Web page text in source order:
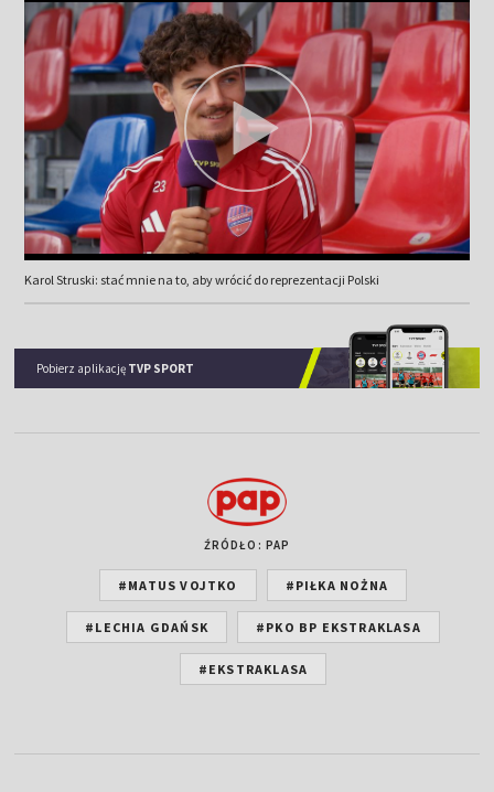
Karol Struski: stać mnie na to, aby wrócić do reprezentacji Polski
Pobierz aplikację TVP SPORT
ŹRÓDŁO: PAP
#MATUS VOJTKO #PIŁKA NOŻNA
#LECHIA GDAŃSK #PKO BP EKSTRAKLASA
#EKSTRAKLASA